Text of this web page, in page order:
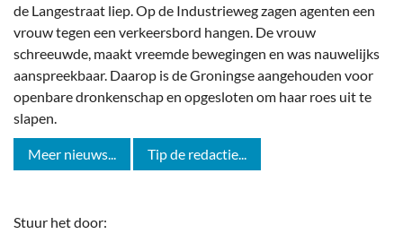
de Langestraat liep. Op de Industrieweg zagen agenten een
vrouw tegen een verkeersbord hangen. De vrouw
schreeuwde, maakt vreemde bewegingen en was nauwelijks
aanspreekbaar. Daarop is de Groningse aangehouden voor
openbare dronkenschap en opgesloten om haar roes uit te
slapen.
Meer nieuws... Tip de redactie...
Stuur het door: